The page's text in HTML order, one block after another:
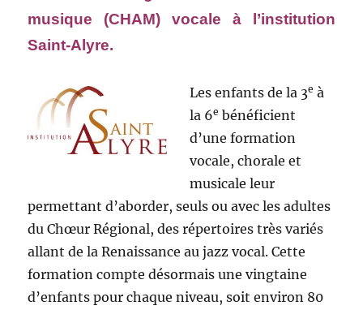
musique (CHAM) vocale à l’institution
Saint-Alyre.
Les enfants de la 3e à
la 6e bénéficient
d’une formation
vocale, chorale et
musicale leur
permettant d’aborder, seuls ou avec les adultes
du Chœur Régional, des répertoires très variés
allant de la Renaissance au jazz vocal. Cette
formation compte désormais une vingtaine
d’enfants pour chaque niveau, soit environ 80